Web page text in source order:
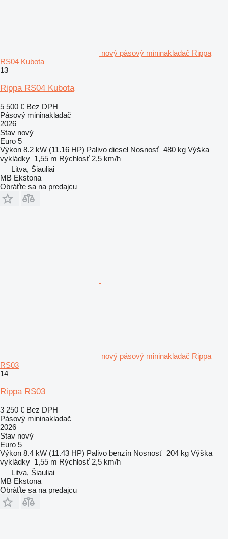
nový pásový mininakladač Rippa
RS04 Kubota
13
Rippa RS04 Kubota
5 500 € Bez DPH
Pásový mininakladač
2026
Stav nový
Euro 5
Výkon 8.2 kW (11.16 HP) Palivo diesel Nosnosť 480 kg Výška
vykládky 1,55 m Rýchlosť 2,5 km/h
Litva, Šiauliai
MB Ekstona
Obráťte sa na predajcu
nový pásový mininakladač Rippa
RS03
14
Rippa RS03
3 250 € Bez DPH
Pásový mininakladač
2026
Stav nový
Euro 5
Výkon 8.4 kW (11.43 HP) Palivo benzín Nosnosť 204 kg Výška
vykládky 1,55 m Rýchlosť 2,5 km/h
Litva, Šiauliai
MB Ekstona
Obráťte sa na predajcu